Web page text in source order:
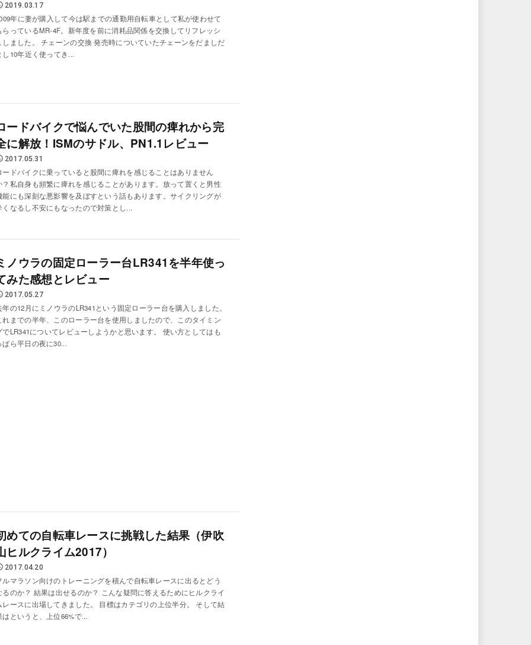
2019.03.17
年に妻が購入して今は駅までの通勤用自転車として私が使わせて
らっているMR-4F。新年度を前に消耗品関係を交換してリフレッシ
しました。 チェーンの交換 発売時についていたチェーンをだましだ
し10年近く使ってき...
ードバイクで悩んでいた股間の痺れから完
に解放！ISMのサドル、PN1.1レビュー
2017.05.31
ードバイクに乗っていると股間に痺れを感じることはありません
？私自身も頻繁に痺れを感じることがあります。放って置くと男性
能にも深刻な悪影響を及ぼすという話もあります。サイクリングが
くなるし不安にもなったので対策とし...
ノウラの固定ローラー台LR341を半年使っ
みた感想とレビュー
2017.05.27
年の12月にミノウラのLR341という固定ローラー台を購入しました。
れまでの半年、このローラー台を使用しましたので、このタイミン
でLR341についてレビューしようかと思います。 使い方としてはも
ぱら平日の夜に30...
めての自転車レースに挑戦した結果（伊吹
ヒルクライム2017）
2017.04.20
ルマラソン向けのトレーニングを積んで自転車レースに出るとどう
るのか？ 結果は出せるのか？ こんな疑問に答えるためにヒルクライ
レースに出場してきました。 目標はカテゴリの上位半分。 そして結
はというと、上位66%で...